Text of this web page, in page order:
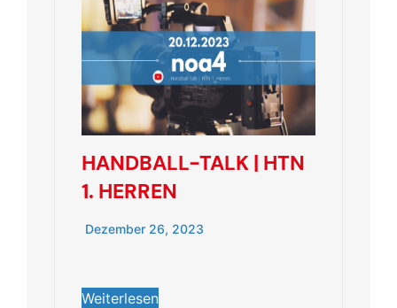
HANDBALL-TALK | HTN
1. HERREN
Dezember 26, 2023
Weiterlesen